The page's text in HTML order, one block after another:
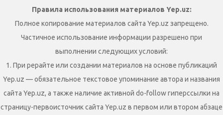
Правила использования материалов Yep.uz:
Полное копирование материалов сайта Yep.uz запрещено.
Частичное использование информации разрешено при
выполнении следующих условий:
1. При рерайте или создании материалов на основе публикаций
Yep.uz — обязательное текстовое упоминание автора и названия
сайта Yep.uz, а также наличие активной do-follow гиперссылки на
страницу-первоисточник сайта Yep.uz в первом или втором абзаце